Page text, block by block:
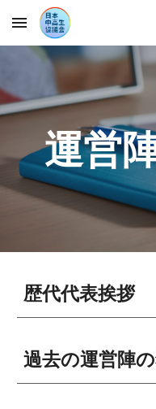
Skip to main content
運営
歴代代表挨拶
過去の運営陣